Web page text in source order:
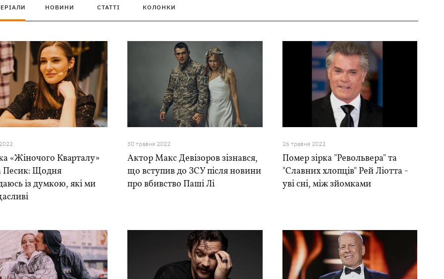
НОВИНИ СТАТТІ КОЛОНКИ
«Жіночого Кварталу»
Песик: Щодня
із думкою, які ми
30 травня 2022
Актор Макс Девізоров зізнався,
що вступив до ЗСУ після новини
про вбивство Паші Лі
26 травня 2022
Помер зірка "Револьвера" та
"Славних хлопців" Рей Ліотта -
уві сні, між зйомками